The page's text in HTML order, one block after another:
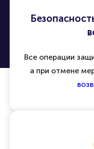
Все операции
а при отмене